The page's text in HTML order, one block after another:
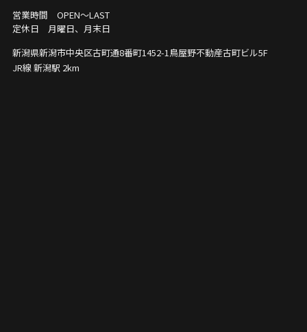
営業時間 OPEN～LAST
定休日 月曜日、月末日
新潟県新潟市中央区古町通8番町1452-1鳥屋野不動産古町ビル5F
JR線 新潟駅 2km